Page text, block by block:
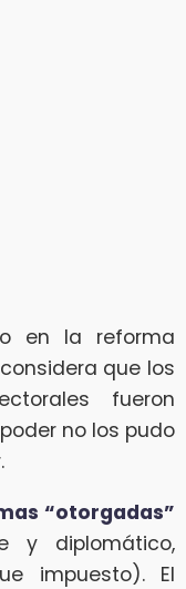
en la reforma
que los
fueron
no los pudo
“otorgadas”
y diplomático,
impuesto). El